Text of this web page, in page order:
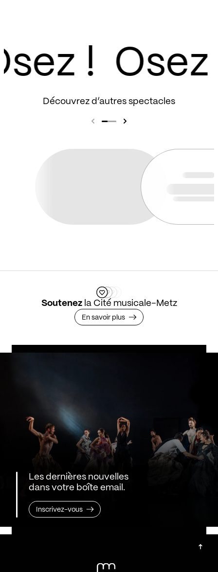
!
Découvrez d’autres spectacles
Soutenezla Cité musicale-Metz
En savoir plus
Les dernières nouvelles
dans votre boîte email.
Inscrivez-vous